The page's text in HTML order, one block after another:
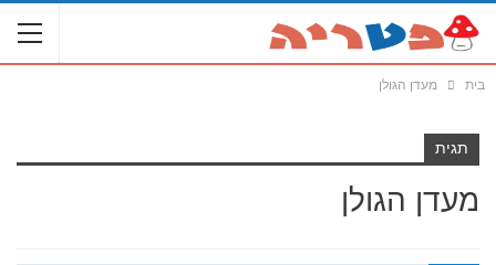
בית מעדן הגולן
תגית
מעדן הגולן